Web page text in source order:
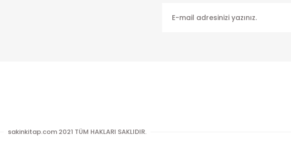
sakinkitap.com 2021 TÜM HAKLARI SAKLIDIR.